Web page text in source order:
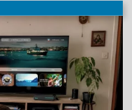
continuar impulsando la
de contenido de valor,
con el Consejo
y Técnicas
en el catálogo de Flow
por